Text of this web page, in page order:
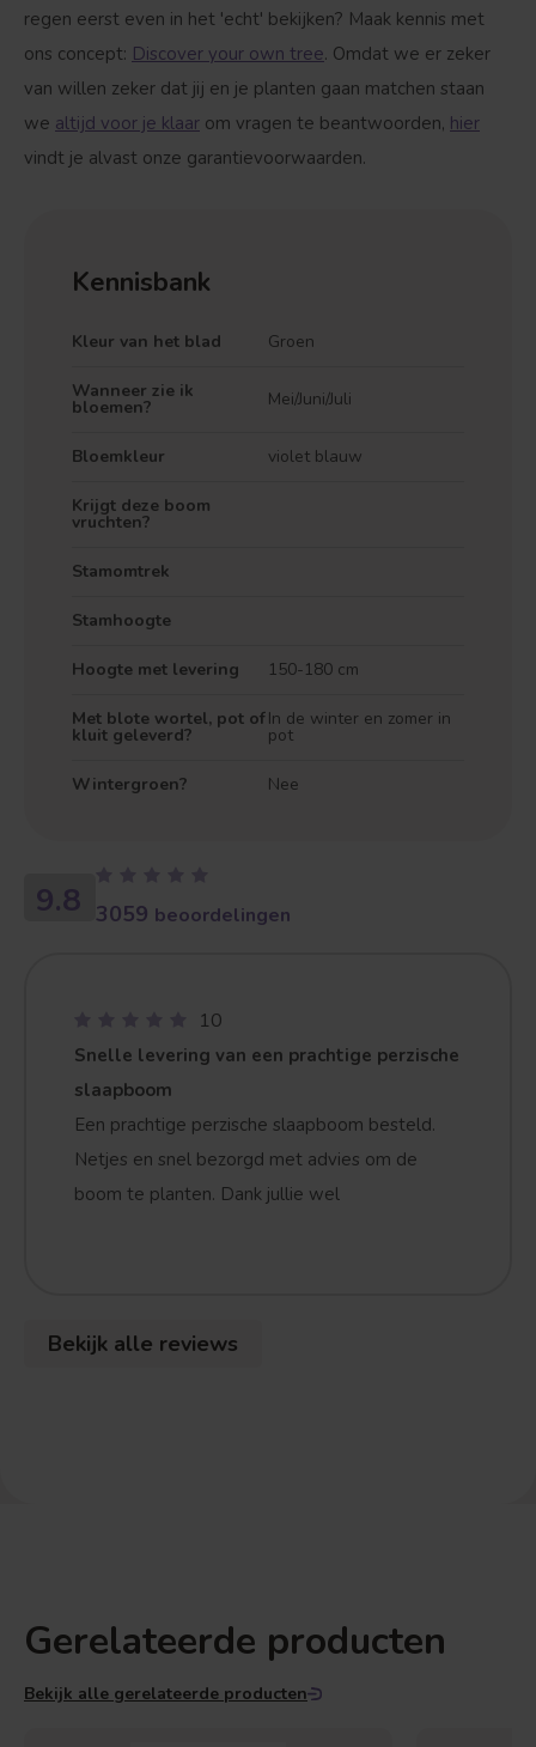
regen eerst even in het 'echt' bekijken? Maak kennis met
ons concept: Discover your own tree. Omdat we er zeker
van willen zeker dat jij en je planten gaan matchen staan
we altijd voor je klaar om vragen te beantwoorden, hier
vindt je alvast onze garantievoorwaarden.
Kennisbank
Kleur van het blad Groen
Wanneer zie ik
bloemen? Mei/Juni/Juli
Bloemkleur violet blauw
Krijgt deze boom
vruchten?
Stamomtrek
Stamhoogte
Hoogte met levering 150-180 cm
Met blote wortel, pot of
kluit geleverd?
In de winter en zomer in
pot
Wintergroen? Nee
9.8 3059 beoordelingen
10
Snelle levering van een prachtige perzische
slaapboom
Een prachtige perzische slaapboom besteld.
Netjes en snel bezorgd met advies om de
boom te planten. Dank jullie wel
Bekijk alle reviews
Gerelateerde producten
Bekijk alle gerelateerde producten
Treurvorm